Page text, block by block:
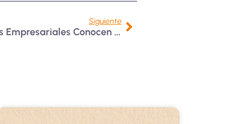
Siguiente
Estudiantes De Ciencias Empresariales Conocen Tendencias En Inteligencia Artificial